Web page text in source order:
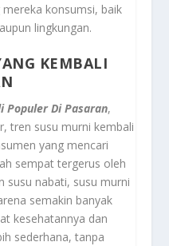
konsumsi, baik
lingkungan.
KEMBALI
Populer Di Pasaran,
tren susu murni kembali
yang mencari
sempat tergerus oleh
susu nabati, susu murni
semakin banyak
kesehatannya dan
sederhana, tanpa